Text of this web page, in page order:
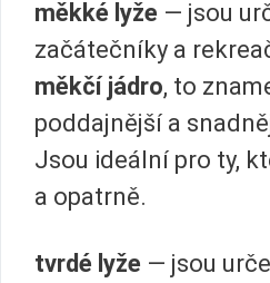
měkké lyže — jsou
začátečníky a
měkčí jádro, to
poddajnější a
Jsou ideální pro ty,
a opatrně.
tvrdé lyže — jsou